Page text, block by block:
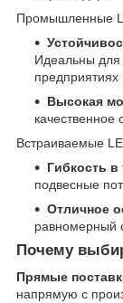
Промышленные
Идеальны для
предприятиях
Высокая
Встраиваемые
Гибкость в
подвесные
Отличное
равномерный
Почему
Прямые
напрямую с